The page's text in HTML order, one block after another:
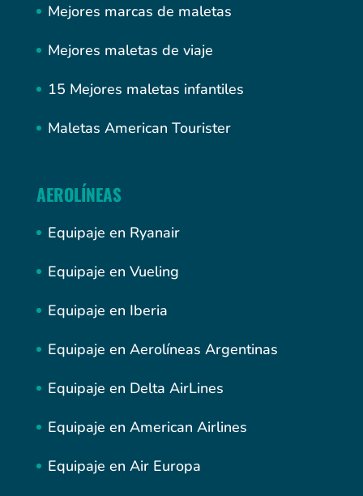
Mejores marcas de maletas
Mejores maletas de viaje
15 Mejores maletas infantiles
Maletas American Tourister
AEROLÍNEAS
Equipaje en Ryanair
Equipaje en Vueling
Equipaje en Iberia
Equipaje en Aerolíneas Argentinas
Equipaje en Delta AirLines
Equipaje en American Airlines
Equipaje en Air Europa